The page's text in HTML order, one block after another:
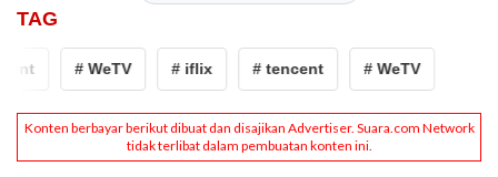
TAG
# WeTV # iflix # tencent # WeTV